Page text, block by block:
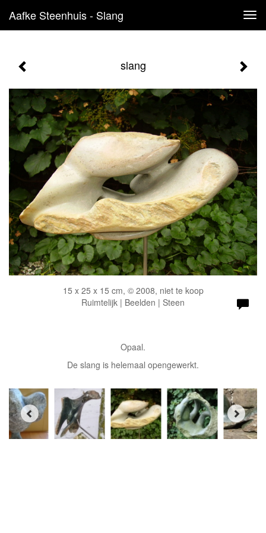
Aafke Steenhuis - Slang
slang
15 x 25 x 15 cm, © 2008, niet te koop
Ruimtelijk | Beelden | Steen
Opaal.
De slang is helemaal opengewerkt.